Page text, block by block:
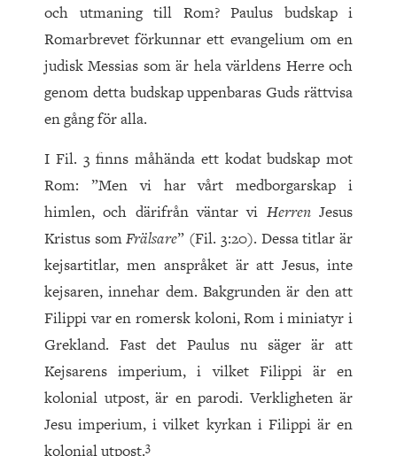
och utmaning till Rom? Paulus budskap i
Romarbrevet förkunnar ett evangelium om en
judisk Messias som är hela världens Herre och
genom detta budskap uppenbaras Guds rättvisa
en gång för alla.
I Fil. 3 finns måhända ett kodat budskap mot
Rom: ”Men vi har vårt medborgarskap i
himlen, och därifrån väntar vi HerrenJesus
Kristus somFrälsare” (Fil. 3:20). Dessa titlar är
kejsartitlar, men anspråket är att Jesus, inte
kejsaren, innehar dem. Bakgrunden är den att
Filippi var en romersk koloni, Rom i miniatyr i
Grekland. Fast det Paulus nu säger är att
Kejsarens imperium, i vilket Filippi är en
kolonial utpost, är en parodi. Verkligheten är
Jesu imperium, i vilket kyrkan i Filippi är en
kolonial utpost.3